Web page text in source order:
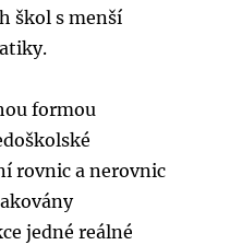
škol s menší
formou
rovnic a nerovnic
jedné reálné